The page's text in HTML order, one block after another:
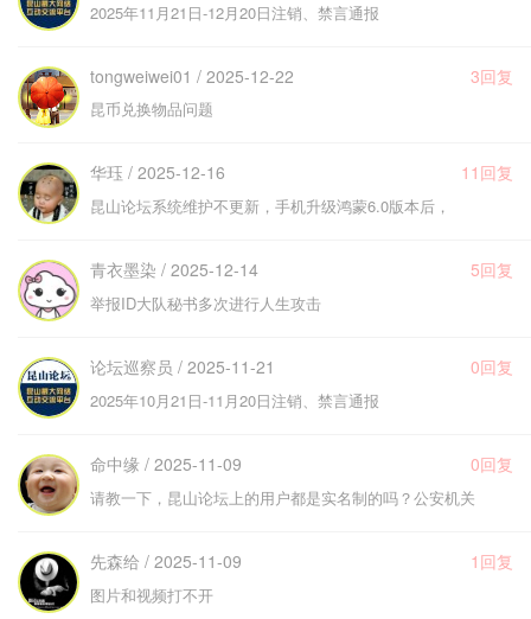
2025年11月21日-12月20日注销、禁言通报
tongweiwei01 / 2025-12-22 3回复
昆币兑换物品问题
华珏 / 2025-12-16 11回复
昆山论坛系统维护不更新，手机升级鸿蒙6.0版本后，
青衣墨染 / 2025-12-14 5回复
举报ID大队秘书多次进行人生攻击
论坛巡察员 / 2025-11-21 0回复
2025年10月21日-11月20日注销、禁言通报
命中缘 / 2025-11-09 0回复
请教一下，昆山论坛上的用户都是实名制的吗？公安机关
先森给 / 2025-11-09 1回复
图片和视频打不开